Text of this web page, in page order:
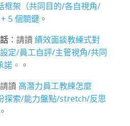
框架（共同目的/各自視角/
5 個關鍵。
：請讀 績效面談教練式對
定/員工自評/主管視角/共同
。 。
讀 高潛力員工教練怎麼
探索/能力盤點/stretch/反思
。